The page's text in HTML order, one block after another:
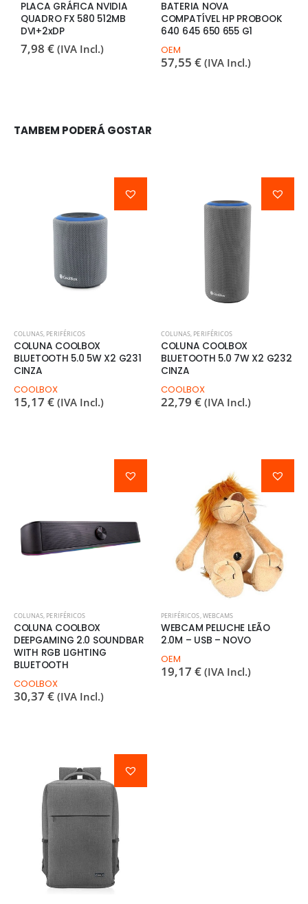
PLACA GRÁFICA NVIDIA
QUADRO FX 580 512MB
DVI+2xDP
7,98 € (IVA Incl.)
BATERIA NOVA
COMPATÍVEL HP PROBOOK
640 645 650 655 G1
OEM
57,55 € (IVA Incl.)
TAMBEM PODERÁ GOSTAR
COLUNAS, PERIFÉRICOS
COLUNA COOLBOX
BLUETOOTH 5.0 5W X2 G231
CINZA
COOLBOX
15,17 € (IVA Incl.)
COLUNAS, PERIFÉRICOS
COLUNA COOLBOX
BLUETOOTH 5.0 7W X2 G232
CINZA
COOLBOX
22,79 € (IVA Incl.)
COLUNAS, PERIFÉRICOS
COLUNA COOLBOX
DEEPGAMING 2.0 SOUNDBAR
WITH RGB LIGHTING
BLUETOOTH
COOLBOX
30,37 € (IVA Incl.)
PERIFÉRICOS,WEBCAMS
WEBCAM PELUCHE LEÃO
2.0M – USB – NOVO
OEM
19,17 € (IVA Incl.)